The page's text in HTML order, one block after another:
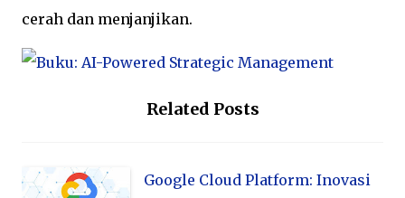
cerah dan menjanjikan.
Related Posts
Google Cloud Platform: Inovasi